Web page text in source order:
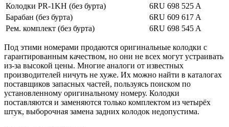
Колодки PR-1KH (без бурта)
6RU 698 525 A
Барабан (без бурта)
6RU 609 617 A
Рем. комплект (без бурта)
6RU 698 545 A
Под этими номерами продаются оригинальные колодки с
гарантированным качеством, но они не всех могут устраивать
из-за высокой цены. Многие аналоги от известных
производителей ничуть не хуже. Их можно найти в каталогах
поставщиков запасных частей, пользуясь поиском по
установленному оригинальному номеру. Колодки
поставляются и заменяются только комплектом из четырёх
штук, выборочная замена задних колодок недопустима.